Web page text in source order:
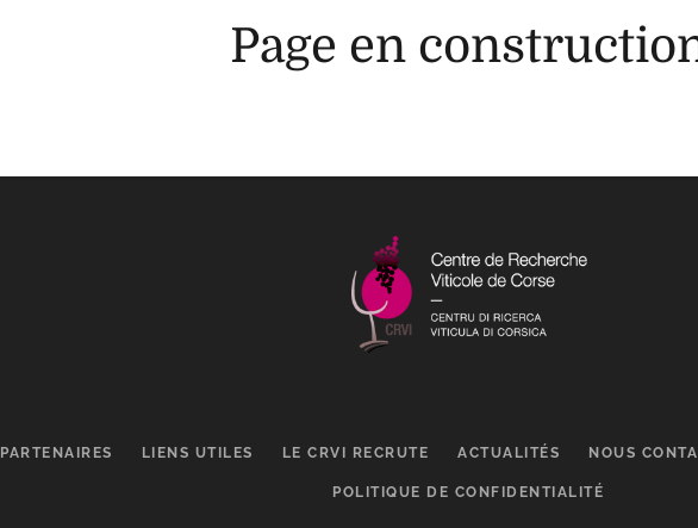
Page en
PARTENAIRES LIENS UTILES LE CRVI RECRUTE ACTUALITÉS NOUS
POLITIQUE DE CONFIDENTIALITÉ